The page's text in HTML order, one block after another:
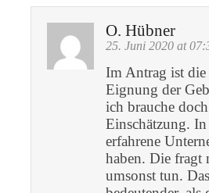
O. Hübner
25. Juni 2020 at
Im Antrag ist die
Eignung der
ich brauche
Einschätzung.
erfahrene
haben. Die fragt
umsonst tun.